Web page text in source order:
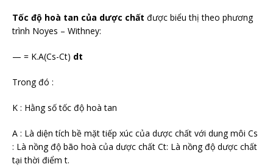
Tốc độ hoà tan của dược chất được biểu thị theo phương
trình Noyes – Withney:
— = K.A(Cs-Ct) dt
Trong đó :
K : Hằng số tốc độ hoà tan
A : Là diện tích bề mặt tiếp xúc của dược chất với dung môi Cs
: Là nồng độ bão hoà của dược chất Ct: Là nồng độ dược chất
tại thời điểm t.